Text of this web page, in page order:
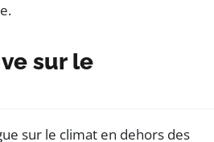
sur le
sur le climat en dehors des